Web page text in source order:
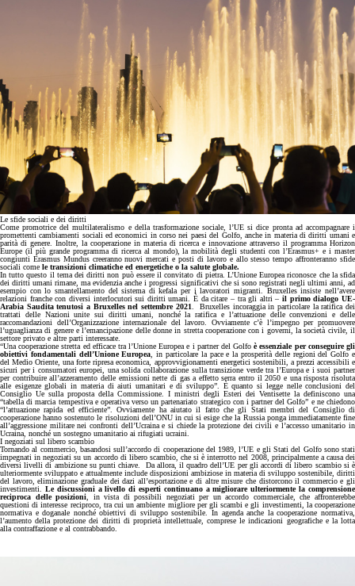
Le sfide sociali e dei diritti
Come promotrice del multilateralismo e della trasformazione sociale, l’UE si dice pronta ad accompagnare i
promettenti cambiamenti sociali ed economici in corso nei paesi del Golfo, anche in materia di diritti umani e
parità di genere. Inoltre, la cooperazione in materia di ricerca e innovazione attraverso il programma Horizon
Europe (il più grande programma di ricerca al mondo), la mobilità degli studenti con l’Erasmus+ e i master
congiunti Erasmus Mundus creeranno nuovi mercati e posti di lavoro e allo stesso tempo affronteranno sfide
sociali come le transizioni climatiche ed energetiche o la salute globale.
In tutto questo il tema dei diritti non può essere il convitato di pietra. L’Unione Europea riconosce che la sfida
dei diritti umani rimane, ma evidenzia anche i progressi significativi che si sono registrati negli ultimi anni, ad
esempio con lo smantellamento del sistema di kefala per i lavoratori migranti. Bruxelles insiste nell’avere
relazioni franche con diversi interlocutori sui diritti umani. È da citare – tra gli altri – il primo dialogo UE-
Arabia Saudita tenutosi a Bruxelles nel settembre 2021 . Bruxelles incoraggia in particolare la ratifica dei
trattati delle Nazioni unite sui diritti umani, nonché la ratifica e l’attuazione delle convenzioni e delle
raccomandazioni dell’Organizzazione internazionale del lavoro. Ovviamente c’è l’impegno per promuovere
l’uguaglianza di genere e l’emancipazione delle donne in stretta cooperazione con i governi, la società civile, il
settore privato e altre parti interessate.
“Una cooperazione stretta ed efficace tra l’Unione Europea e i partner del Golfo è essenziale per conseguire gli
obiettivi fondamentali dell’Unione Europea , in particolare la pace e la prosperità delle regioni del Golfo e
del Medio Oriente, una forte ripresa economica, approvvigionamenti energetici sostenibili, a prezzi accessibili e
sicuri per i consumatori europei, una solida collaborazione sulla transizione verde tra l’Europa e i suoi partner
per contribuire all’azzeramento delle emissioni nette di gas a effetto serra entro il 2050 e una risposta risoluta
alle esigenze globali in materia di aiuti umanitari e di sviluppo”. È quanto si legge nelle conclusioni del
Consiglio Ue sulla proposta della Commissione. I ministri degli Esteri dei Ventisette la definiscono una
“tabella di marcia tempestiva e operativa verso un partenariato strategico con i partner del Golfo” e ne chiedono
“l’attuazione rapida ed efficiente”. Ovviamente ha aiutato il fatto che gli Stati membri del Consiglio di
cooperazione hanno sostenuto le risoluzioni dell’ONU in cui si esige che la Russia ponga immediatamente fine
all’aggressione militare nei confronti dell’Ucraina e si chiede la protezione dei civili e l’accesso umanitario in
Ucraina, nonché un sostegno umanitario ai rifugiati ucraini.
I negoziati sul libero scambio
Tornando al commercio, basandosi sull’accordo di cooperazione del 1989, l’UE e gli Stati del Golfo sono stati
impegnati in negoziati su un accordo di libero scambio, che si è interrotto nel 2008, principalmente a causa dei
diversi livelli di ambizione su punti chiave. Da allora, il quadro dell’UE per gli accordi di libero scambio si è
ulteriormente sviluppato e attualmente include disposizioni ambiziose in materia di sviluppo sostenibile, diritti
del lavoro, eliminazione graduale dei dazi all’esportazione e di altre misure che distorcono il commercio e gli
investimenti.
Le discussioni a livello di esperti continuano a migliorare ulteriormente la comprensione
reciproca delle posizioni , in vista di possibili negoziati per un accordo commerciale, che affronterebbe
questioni di interesse reciproco, tra cui un ambiente migliore per gli scambi e gli investimenti, la cooperazione
normativa e doganale nonché obiettivi di sviluppo sostenibile. In agenda anche la cooperazione normativa,
l’aumento della protezione dei diritti di proprietà intellettuale, comprese le indicazioni geografiche e la lotta
alla contraffazione e al contrabbando.